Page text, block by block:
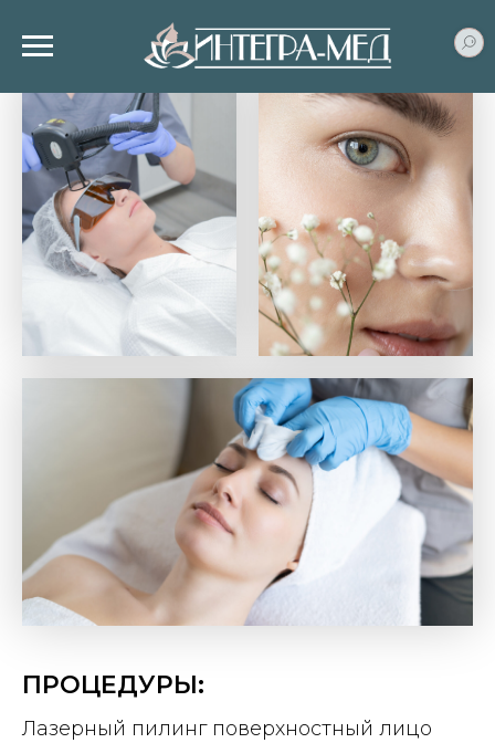
ПРОЦЕДУРЫ:
Лазерный пилинг поверхностный лицо